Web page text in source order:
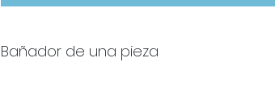
Bañador de una pieza